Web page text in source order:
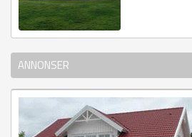
ANNONSER